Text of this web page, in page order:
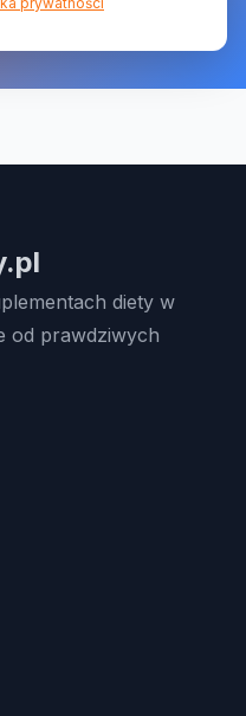
diety w
od prawdziwych